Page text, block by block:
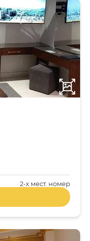
2-x мест. номер